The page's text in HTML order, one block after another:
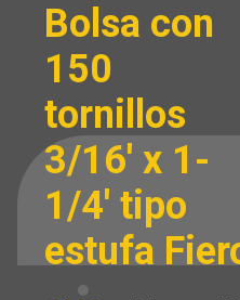
Bolsa con
150
tornillos
3/16′ x 1-
1/4′ tipo
estufa